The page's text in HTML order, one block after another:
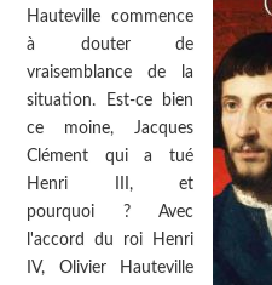
Hauteville commence
à douter de
vraisemblance de la
situation. Est-ce bien
ce moine, Jacques
Clément qui a tué
Henri III, et
pourquoi ? Avec
l'accord du roi Henri
IV, Olivier Hauteville